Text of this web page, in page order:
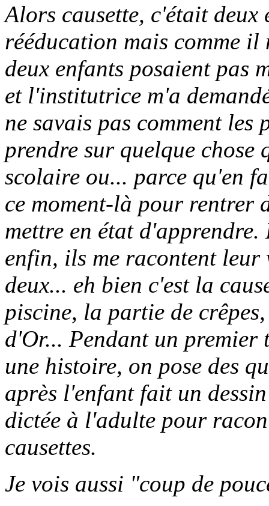
Alors causette, c'était
rééducation mais comme
deux enfants posaient pas
et l'institutrice m'a
ne savais pas comment les
prendre sur quelque
scolaire ou... parce qu'en
ce moment-là pour rentrer
mettre en état
enfin, ils me racontent
deux... eh bien c'est la
piscine, la partie de
d'Or... Pendant un premier
une histoire, on pose des
après l'enfant fait un
dictée à l'adulte pour
causettes.
Je vois aussi "coup de